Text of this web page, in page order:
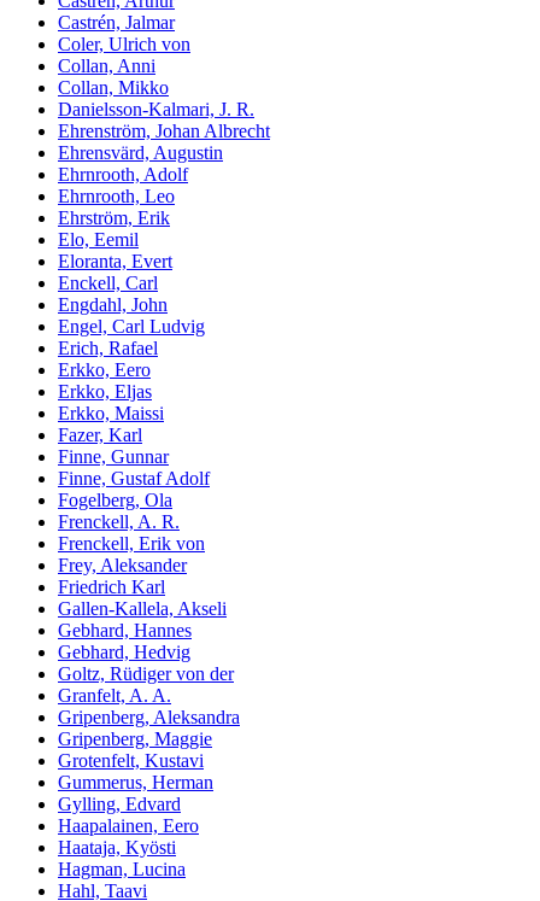
Castrén, Jalmar
Coler, Ulrich von
Collan, Anni
Collan, Mikko
Danielsson-Kalmari, J. R.
Ehrenström, Johan Albrecht
Ehrensvärd, Augustin
Ehrnrooth, Adolf
Ehrnrooth, Leo
Ehrström, Erik
Elo, Eemil
Eloranta, Evert
Enckell, Carl
Engdahl, John
Engel, Carl Ludvig
Erich, Rafael
Erkko, Eero
Erkko, Eljas
Erkko, Maissi
Fazer, Karl
Finne, Gunnar
Finne, Gustaf Adolf
Fogelberg, Ola
Frenckell, A. R.
Frenckell, Erik von
Frey, Aleksander
Friedrich Karl
Gallen-Kallela, Akseli
Gebhard, Hannes
Gebhard, Hedvig
Goltz, Rüdiger von der
Granfelt, A. A.
Gripenberg, Aleksandra
Gripenberg, Maggie
Grotenfelt, Kustavi
Gummerus, Herman
Gylling, Edvard
Haapalainen, Eero
Haataja, Kyösti
Hagman, Lucina
Hahl, Taavi